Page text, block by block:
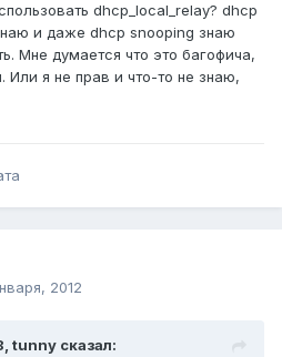
dhcp_local_relay? dhcp
и даже dhcp snooping знаю
Мне думается что это багофича,
я не прав и что-то не знаю,
2012
tunny сказал: